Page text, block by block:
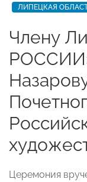
ЛИПЕЦКАЯ
Члену
Церемония